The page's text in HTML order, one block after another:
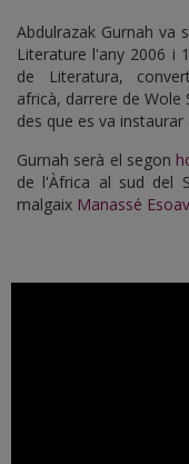
Abdulrazak Gurnah va
Literature l'any 2006 i
de Literatura,
africà, darrere de Wole
des que es va instaurar
Gurnah serà el segon
de l'Àfrica al sud del
malgaix Manassé